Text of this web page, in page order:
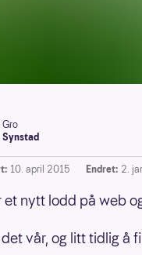
Gro
Synstad
10. april 2015 Endret: 2.
et nytt lodd på web
vår, og litt tidlig å